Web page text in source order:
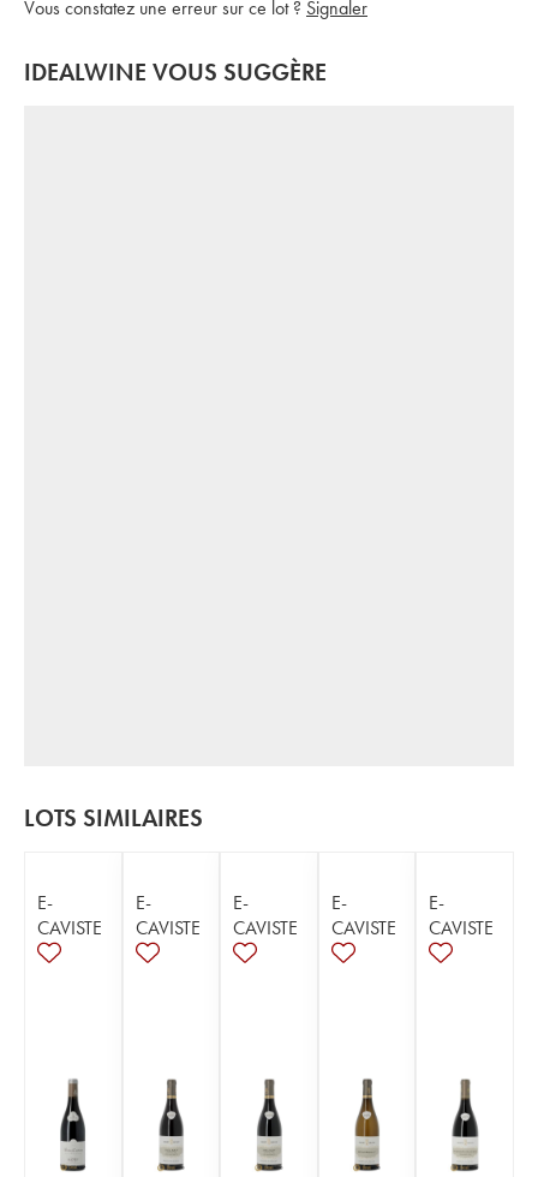
Vous constatez une erreur sur ce lot ? Signaler
IDEALWINE VOUS SUGGÈRE
LOTS SIMILAIRES
E-
CAVISTE
E-
CAVISTE
E-
CAVISTE
E-
CAVISTE
E-
CAVISTE